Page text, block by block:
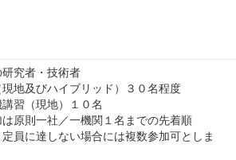
究者・技術者
及びハイブリッド）３０名程度
現地）１０名
社／一機関１名までの先着順
しない場合には複数参加可としま